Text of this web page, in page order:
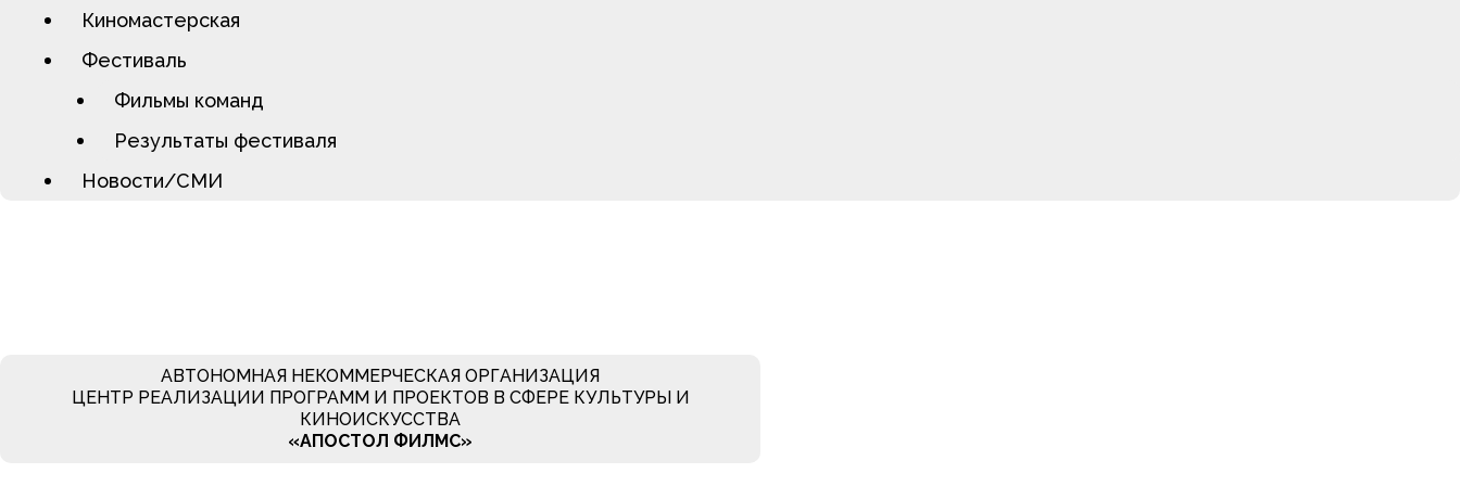
Киномастерская
Фестиваль
Фильмы команд
Результаты фестиваля
Новости/СМИ
АВТОНОМНАЯ НЕКОММЕРЧЕСКАЯ ОРГАНИЗАЦИЯ
ЦЕНТР РЕАЛИЗАЦИИ ПРОГРАММ И ПРОЕКТОВ В СФЕРЕ КУЛЬТУРЫ И
КИНОИСКУССТВА
«АПОСТОЛ ФИЛМC»